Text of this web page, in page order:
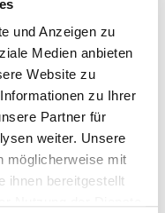
und Anzeigen zu
Medien anbieten
Website zu
zu Ihrer
Partner für
weiter. Unsere
möglicherweise mit
ihnen bereitgestellt
aus. Er träumt
Emma ist
und ritzt an ihren
ein Mann auf,
vorkommt.
bis – ja, bis
endgültig aus